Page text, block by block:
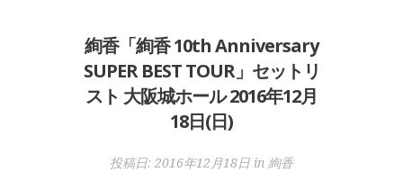
絢香「絢香 10th Anniversary
SUPER BEST TOUR」セットリ
スト 大阪城ホール 2016年12月
18日(日)
投稿日: 2016年12月18日 in 絢香